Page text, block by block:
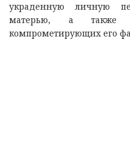
украденную личную
матерью, а также
компрометирующих его